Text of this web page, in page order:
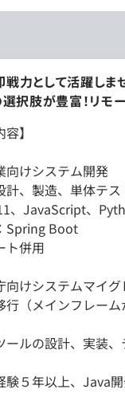
力として活躍しま
択肢が豊富！リモー
】
けシステム開発
計、製造、単体テ
、JavaScript、
Spring Boot
ト併用
けシステムマイグ
行（メインフレー
ールの設計、実装、
験５年以上、Java